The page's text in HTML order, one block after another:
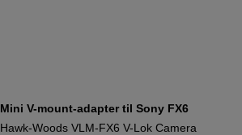
Mini V-mount-adapter til Sony FX6
Hawk-Woods VLM-FX6 V-Lok Camera